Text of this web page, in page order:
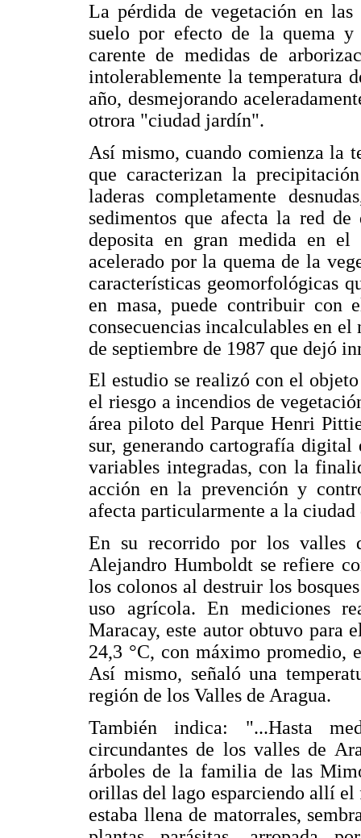
La pérdida de vegetación en
suelo por efecto de la quema y
carente de medidas de
intolerablemente la temperatura
año, desmejorando
otrora "ciudad jardín".
Así mismo, cuando comienza la
que caracterizan la
laderas completamente
sedimentos que afecta la red
deposita en gran medida en el
acelerado por la quema de la
características geomorfológicas
en masa, puede contribuir con
consecuencias incalculables en
de septiembre de 1987 que dejó
El estudio se realizó con el
el riesgo a incendios de
área piloto del Parque Henri
sur, generando cartografía
variables integradas, con la
acción en la prevención y
afecta particularmente a la ciudad
En su recorrido por los valles
Alejandro Humboldt se refiere
los colonos al destruir los
uso agrícola. En mediciones
Maracay, este autor obtuvo para
24,3 °C, con máximo promedio,
Así mismo, señaló una
región de los Valles de Aragua.
También indica: "...Hasta
circundantes de los valles de
árboles de la familia de las
orillas del lago esparciendo allí el
estaba llena de matorrales,